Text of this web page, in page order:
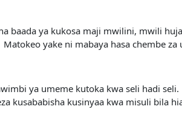
baada ya kukosa maji mwilini, mwili
yake ni mabaya hasa chembe
ya umeme kutoka kwa seli hadi
kusababisha kusinyaa kwa misuli bila